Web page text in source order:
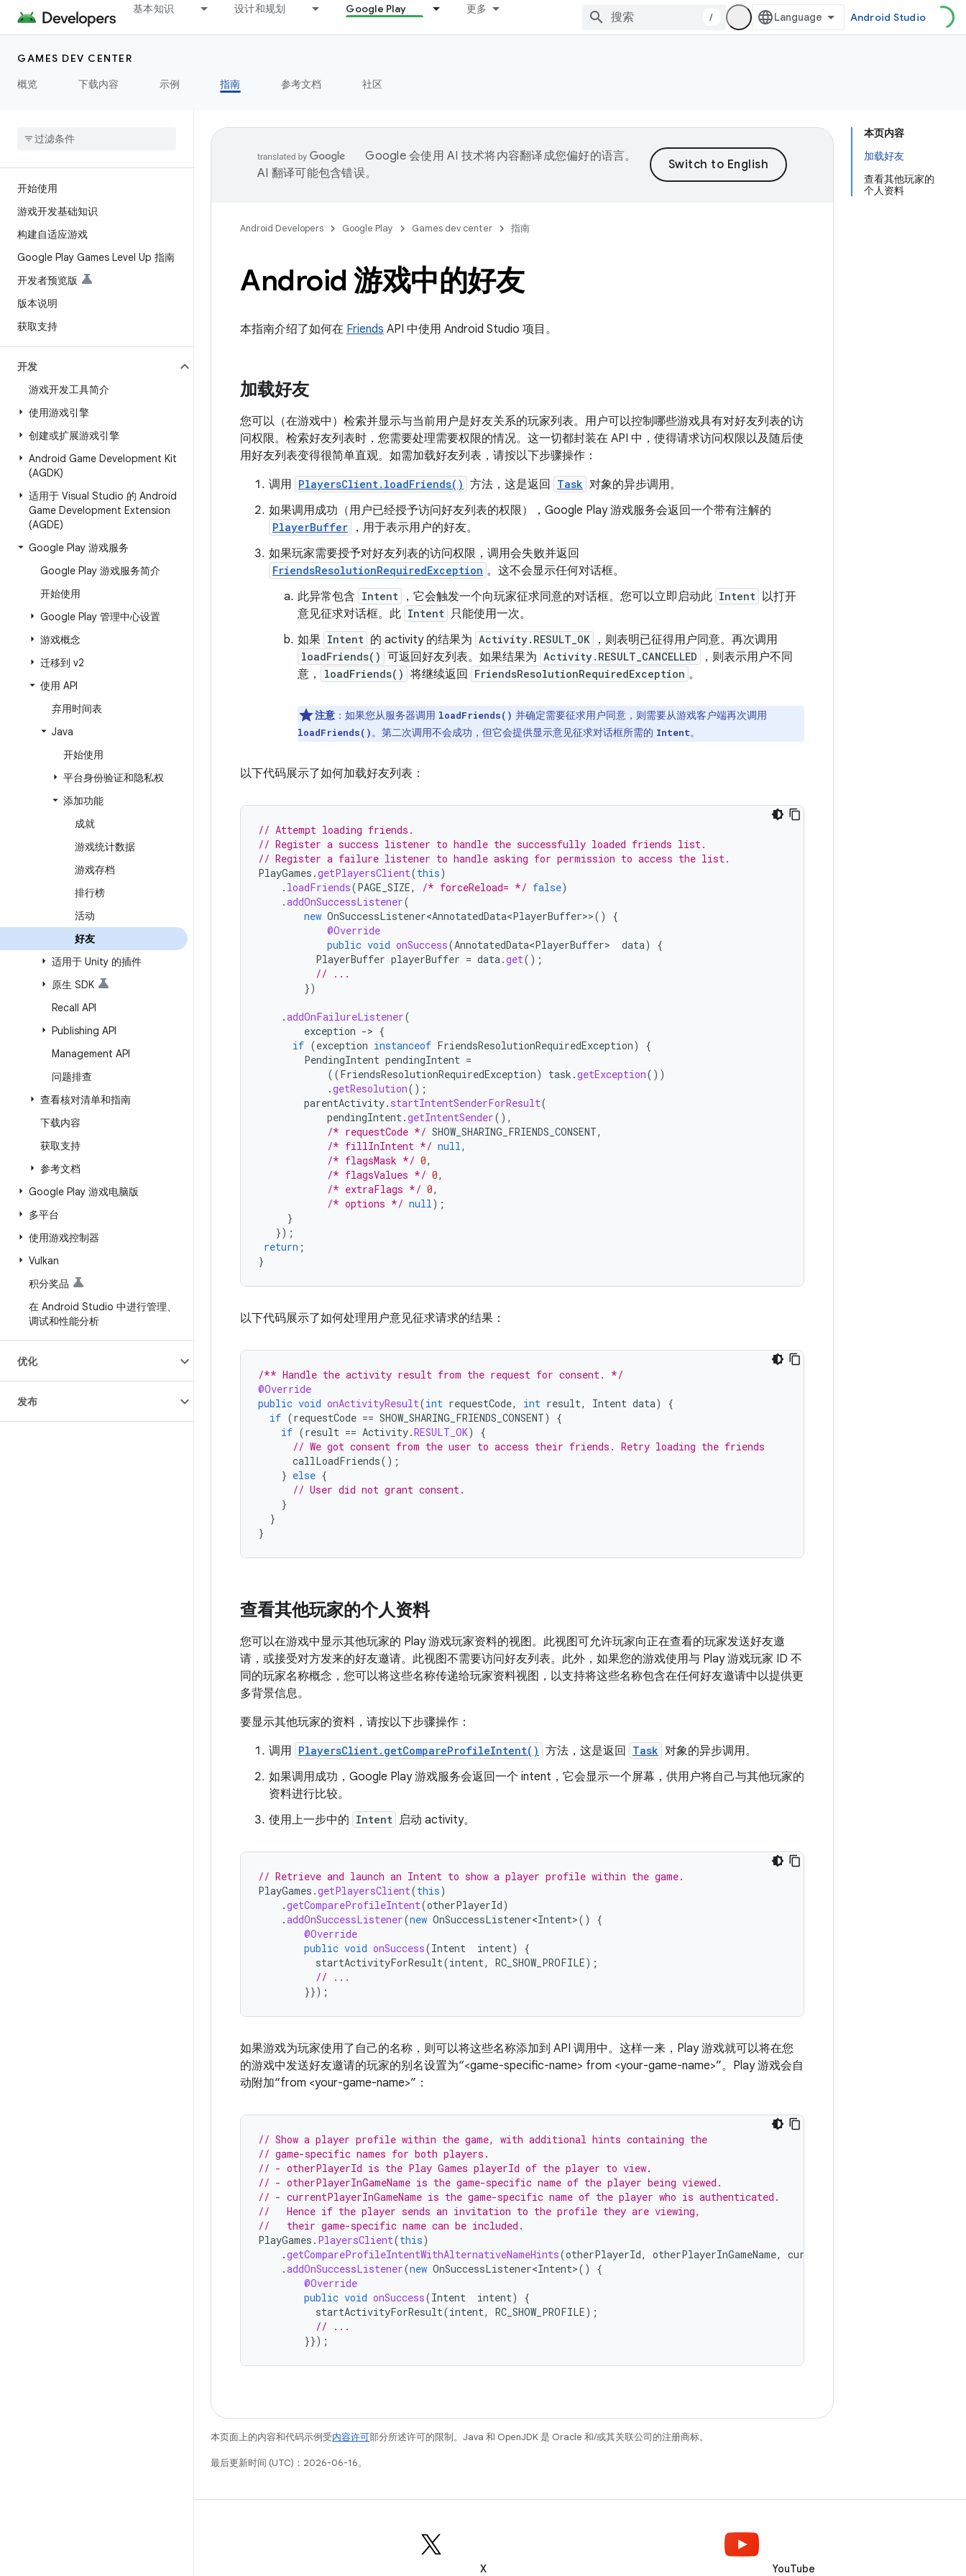
基本知识 设计和规划 Google Play 更多
/ Android Studio
GAMES DEV CENTER
概览
下载内容 示例 指南 参考文档 社区
开始使用
游戏开发基础知识
构建自适应游戏
Google Play Games Level Up 指南
开发者预览版
版本说明
获取支持
开发
游戏开发工具简介
使用游戏引擎
创建或扩展游戏引擎
Android Game Development Kit
(AGDK)
适用于 Visual Studio 的 Android
Game Development Extension
(AGDE)
Google Play 游戏服务
Google Play 游戏服务简介
开始使用
Google Play 管理中心设置
游戏概念
迁移到 v2
使用 API
弃用时间表
Java
开始使用
平台身份验证和隐私权
添加功能
成就
游戏统计数据
游戏存档
排行榜
活动
好友
适用于 Unity 的插件
原生 SDK
Recall API
Publishing API
Management API
问题排查
查看核对清单和指南
下载内容
获取支持
参考文档
Google Play 游戏电脑版
多平台
使用游戏控制器
Vulkan
积分奖品
在 Android Studio 中进行管理、
调试和性能分析
优化
发布
本页内容
加载好友
查看其他玩家的
个人资料
Google 会使用 AI 技术将内容翻译成您偏好的语言。
AI 翻译可能包含错误。
Android Developers Google Play Games dev center 指南
Android 游戏中的好友
本指南介绍了如何在 Friends API 中使用 Android Studio 项目。
加载好友
您可以（在游戏中）检索并显示与当前用户是好友关系的玩家列表。用户可以控制哪些游戏具有对好友列表的访
问权限。检索好友列表时，您需要处理需要权限的情况。这一切都封装在 API 中，使得请求访问权限以及随后使
用好友列表变得很简单直观。如需加载好友列表，请按以下步骤操作：
调用 PlayersClient.loadFriends() 方法，这是返回 Task 对象的异步调用。
如果调用成功（用户已经授予访问好友列表的权限），Google Play 游戏服务会返回一个带有注解的
PlayerBuffer
，用于表示用户的好友。
如果玩家需要授予对好友列表的访问权限，调用会失败并返回
FriendsResolutionRequiredException 。这不会显示任何对话框。
此异常包含 Intent ，它会触发一个向玩家征求同意的对话框。您可以立即启动此 Intent 以打开
意见征求对话框。此 Intent 只能使用一次。
如果 Intent 的 activity 的结果为 Activity.RESULT_OK ，则表明已征得用户同意。再次调用
loadFriends() 可返回好友列表。如果结果为 Activity.RESULT_CANCELLED
，则表示用户不同
意，
loadFriends() 将继续返回 FriendsResolutionRequiredException 。
注意 ：如果您从服务器调用 loadFriends() 并确定需要征求用户同意，则需要从游戏客户端再次调用
loadFriends()。第二次调用不会成功，但它会提供显示意见征求对话框所需的 Intent。
以下代码展示了如何加载好友列表：
// Attempt loading friends.
// Register a success listener to handle the successfully loaded friends list.
// Register a failure listener to handle asking for permission to access the list.
PlayGames .getPlayersClient(this)
. loadFriends(PAGE_SIZE, /* forceReload= */ false)
.addOnSuccessListener(
new OnSuccessListener<AnnotatedData<PlayerBuffer>>()
{
@Override
public void onSuccess(AnnotatedData<PlayerBuffer> data)
{
PlayerBuffer playerBuffer = data.get();
// ...
})
.addOnFailureListener(
exception -> {
if (exception instanceof FriendsResolutionRequiredException)
{
PendingIntent pendingIntent =
((FriendsResolutionRequiredException) task .getException())
.getResolution();
parentActivity. startIntentSenderForResult(
pendingIntent.getIntentSender(),
/* requestCode */ SHOW_SHARING_FRIENDS_CONSENT,
/* fillInIntent */ null,
/* flagsMask */ 0,
/* flagsValues */ 0,
/* extraFlags */ 0,
/* options */ null);
}
});
return ;
}
以下代码展示了如何处理用户意见征求请求的结果：
/** Handle the activity result from the request for consent. */
@Override
public void onActivityResult(int requestCode, int result, Intent data)
{
if (requestCode == SHOW_SHARING_FRIENDS_CONSENT)
{
if (result == Activity.RESULT_OK)
{
// We got consent from the user to access their friends. Retry loading the friends
callLoadFriends();
} else {
// User did not grant consent.
}
}
}
查看其他玩家的个人资料
您可以在游戏中显示其他玩家的 Play 游戏玩家资料的视图。此视图可允许玩家向正在查看的玩家发送好友邀
请，或接受对方发来的好友邀请。此视图不需要访问好友列表。此外，如果您的游戏使用与 Play 游戏玩家 ID 不
同的玩家名称概念，您可以将这些名称传递给玩家资料视图，以支持将这些名称包含在任何好友邀请中以提供更
多背景信息。
要显示其他玩家的资料，请按以下步骤操作：
调用 PlayersClient.getCompareProfileIntent() 方法，这是返回 Task 对象的异步调用。
如果调用成功，Google Play 游戏服务会返回一个 intent，它会显示一个屏幕，供用户将自己与其他玩家的
资料进行比较。
使用上一步中的 Intent 启动 activity。
// Retrieve and launch an Intent to show a player profile within the game.
PlayGames .getPlayersClient(this)
.getCompareProfileIntent(otherPlayerId)
.addOnSuccessListener(new OnSuccessListener<Intent>()
{
@Override
public void onSuccess(Intent intent)
{
startActivityForResult(intent, RC_SHOW_PROFILE);
// ...
}});
如果游戏为玩家使用了自己的名称，则可以将这些名称添加到 API 调用中。这样一来，Play 游戏就可以将在您
的游戏中发送好友邀请的玩家的别名设置为“<game-specific-name> from <your-game-name>”。Play 游戏会自
动附加“from <your-game-name>”：
// Show a player profile within the game, with additional hints containing the
// game-specific names for both players.
// - otherPlayerId is the Play Games playerId of the player to view.
// - otherPlayerInGameName is the game-specific name of the player being viewed.
// - currentPlayerInGameName is the game-specific name of the player who is authenticated.
//   Hence if the player sends an invitation to the profile they are viewing,
//   their game-specific name can be included.
PlayGames . PlayersClient(this)
.getCompareProfileIntentWithAlternativeNameHints(otherPlayerId, otherPlayerInGameName, currentPlayerInGameName
.addOnSuccessListener(new OnSuccessListener<Intent>()
{
@Override
public void onSuccess(Intent intent)
{
startActivityForResult(intent, RC_SHOW_PROFILE);
// ...
}});
本页面上的内容和代码示例受内容许可部分所述许可的限制。Java 和 OpenJDK 是 Oracle 和/或其关联公司的注册商标。
最后更新时间 (UTC)：2026-06-16。
X YouTube